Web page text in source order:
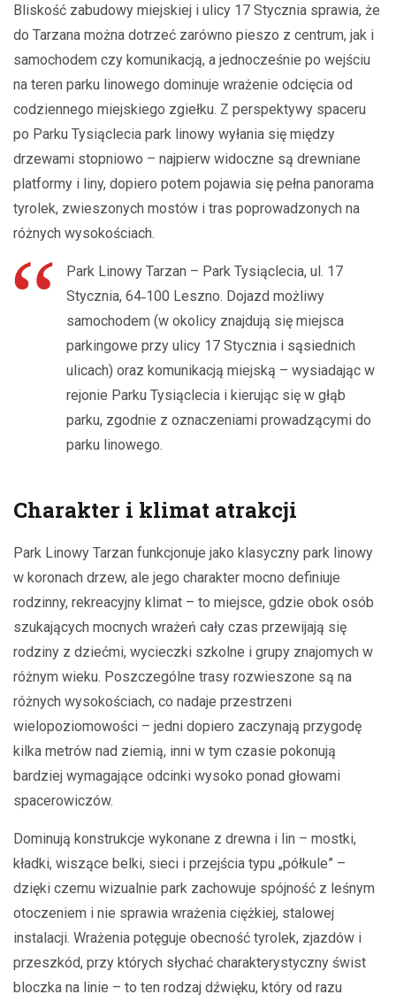
Bliskość zabudowy miejskiej i ulicy 17 Stycznia sprawia, że
do Tarzana można dotrzeć zarówno pieszo z centrum, jak i
samochodem czy komunikacją, a jednocześnie po wejściu
na teren parku linowego dominuje wrażenie odcięcia od
codziennego miejskiego zgiełku. Z perspektywy spaceru
po Parku Tysiąclecia park linowy wyłania się między
drzewami stopniowo – najpierw widoczne są drewniane
platformy i liny, dopiero potem pojawia się pełna panorama
tyrolek, zwieszonych mostów i tras poprowadzonych na
różnych wysokościach.
Park Linowy Tarzan – Park Tysiąclecia, ul. 17
Stycznia, 64‑100 Leszno. Dojazd możliwy
samochodem (w okolicy znajdują się miejsca
parkingowe przy ulicy 17 Stycznia i sąsiednich
ulicach) oraz komunikacją miejską – wysiadając w
rejonie Parku Tysiąclecia i kierując się w głąb
parku, zgodnie z oznaczeniami prowadzącymi do
parku linowego.
Charakter i klimat atrakcji
Park Linowy Tarzan funkcjonuje jako klasyczny park linowy
w koronach drzew, ale jego charakter mocno definiuje
rodzinny, rekreacyjny klimat – to miejsce, gdzie obok osób
szukających mocnych wrażeń cały czas przewijają się
rodziny z dziećmi, wycieczki szkolne i grupy znajomych w
różnym wieku. Poszczególne trasy rozwieszone są na
różnych wysokościach, co nadaje przestrzeni
wielopoziomowości – jedni dopiero zaczynają przygodę
kilka metrów nad ziemią, inni w tym czasie pokonują
bardziej wymagające odcinki wysoko ponad głowami
spacerowiczów.
Dominują konstrukcje wykonane z drewna i lin – mostki,
kładki, wiszące belki, sieci i przejścia typu „półkule” –
dzięki czemu wizualnie park zachowuje spójność z leśnym
otoczeniem i nie sprawia wrażenia ciężkiej, stalowej
instalacji. Wrażenia potęguje obecność tyrolek, zjazdów i
przeszkód, przy których słychać charakterystyczny świst
bloczka na linie – to ten rodzaj dźwięku, który od razu